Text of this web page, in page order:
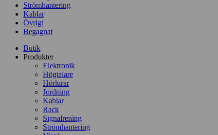
Strömhantering
Kablar
Övrigt
Begagnat
Butik
Produkter
Elektronik
Högtalare
Hörlurar
Jordning
Kablar
Rack
Signalrening
Strömhantering